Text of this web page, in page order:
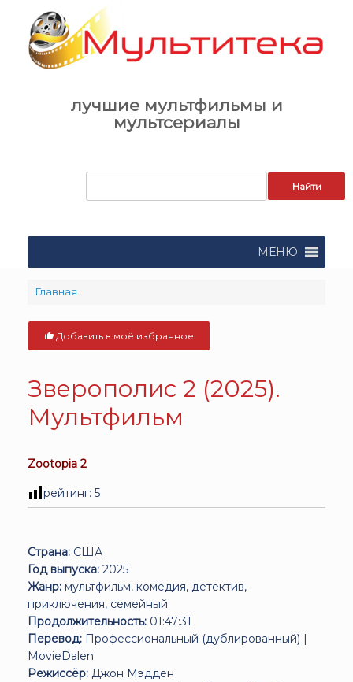
content
лучшие мультфильмы и
мультсериалы
Запрос
МЕНЮ
Главная
Добавить в моё избранное
Зверополис 2 (2025).
Мультфильм
Zootopia 2
рейтинг: 5
Страна: США
Год выпуска: 2025
Жанр: мультфильм, комедия, детектив,
приключения, семейный
Продолжительность: 01:47:31
Перевод: Профессиональный (дублированный) |
MovieDalen
Режиссёр: Джон Мэдден